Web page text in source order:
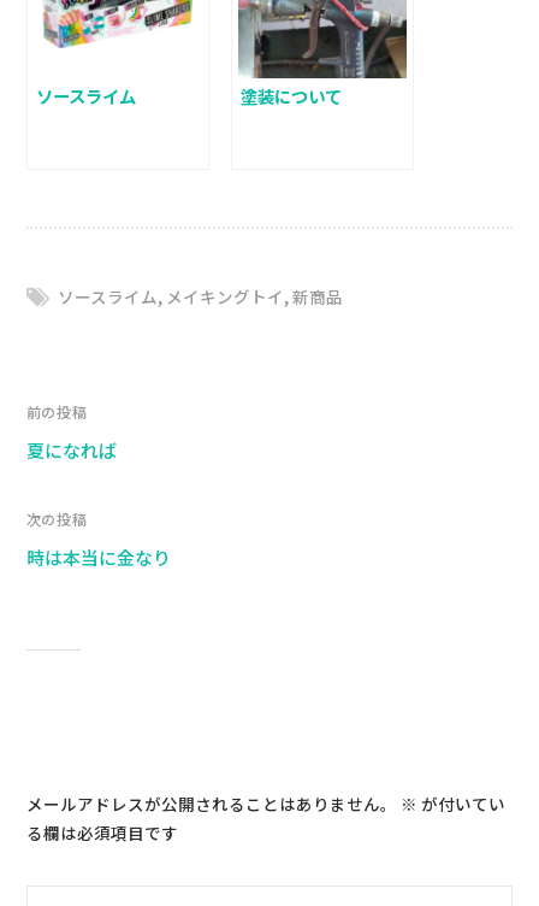
ソースライム 塗装について
ソースライム, メイキングトイ,新商品
前の投稿
夏になれば
次の投稿
時は本当に金なり
メールアドレスが公開されることはありません。 ※ が付いてい
る欄は必須項目です